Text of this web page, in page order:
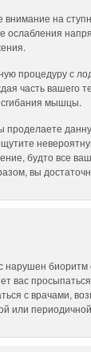
внимание на
ослабления
процедуру с
часть вашего
сгибания мышцы.
проделаете
будто все
вы
нарушен биоритм
вас
с врачами,
или